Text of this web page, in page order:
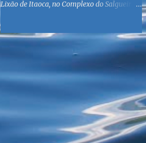
Lixão de Itaoca, no Complexo do Salgueiro,
catadores locais, como comida e material
higiênico, além de atendimento médico. O
participação de ONGs locais e da população
participar, basta se dirigir à Rua Dr.
Feliciano Sodré 82, Sala 104 – Centro, no
horário 9h às 17h, de segunda a sexta. Mais
informações também podem ser obtidas